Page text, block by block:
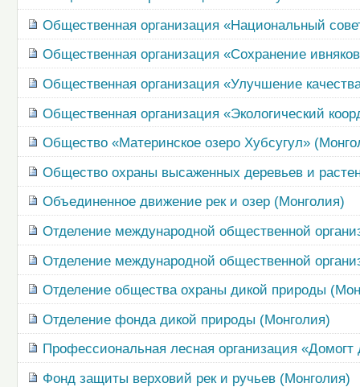
Общественная организация «Национальный
Общественная организация «Сохранение
Общественная организация «Улучшение
Общественная организация «Экологический
Общество «Материнское озеро Хубсугул»
Общество охраны высаженных деревьев и
Объединенное движение рек и озер (Монголия)
Отделение международной общественной
Отделение международной общественной
Отделение общества охраны дикой природы
Отделение фонда дикой природы (Монголия)
Профессиональная лесная организация
Фонд защиты верховий рек и ручьев (Монголия)